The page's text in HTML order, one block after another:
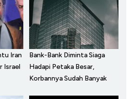
Iran
Israel
Bank-Bank Diminta Siaga
Hadapi Petaka Besar,
Korbannya Sudah Banyak